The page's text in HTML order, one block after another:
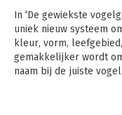
In ‘De gewiekste
uniek nieuw systeem
kleur, vorm,
gemakkelijker wordt
naam bij de juiste